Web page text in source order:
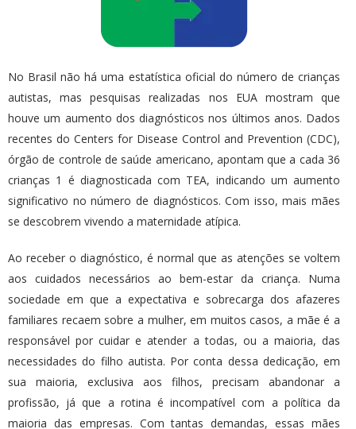
No Brasil não há uma estatística oficial do número de crianças
autistas, mas pesquisas realizadas nos EUA mostram que
houve um aumento dos diagnósticos nos últimos anos. Dados
recentes do Centers for Disease Control and Prevention (CDC),
órgão de controle de saúde americano, apontam que a cada 36
crianças 1 é diagnosticada com TEA, indicando um aumento
significativo no número de diagnósticos. Com isso, mais mães
se descobrem vivendo a maternidade atípica.
Ao receber o diagnóstico, é normal que as atenções se voltem
aos cuidados necessários ao bem-estar da criança. Numa
sociedade em que a expectativa e sobrecarga dos afazeres
familiares recaem sobre a mulher, em muitos casos, a mãe é a
responsável por cuidar e atender a todas, ou a maioria, das
necessidades do filho autista. Por conta dessa dedicação, em
sua maioria, exclusiva aos filhos, precisam abandonar a
profissão, já que a rotina é incompatível com a política da
maioria das empresas. Com tantas demandas, essas mães